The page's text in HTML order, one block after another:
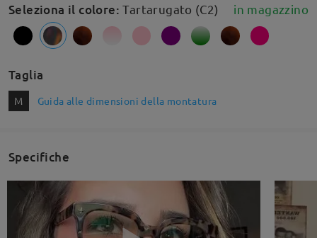
Seleziona il colore:Tartarugato (C2) in magazzino
Taglia
M Guida alle dimensioni della montatura
Specifiche